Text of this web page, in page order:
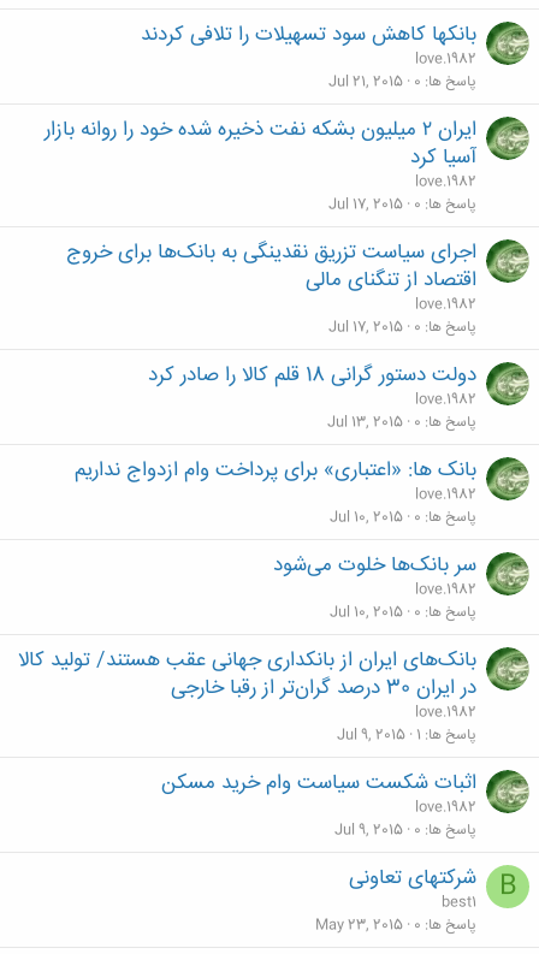
بانکها کاهش سود تسهیلات را تلافی کردند
love.1982
پاسخ ها 0
Jul 21, 2015
ایران ۲ میلیون بشکه نفت ذخیره شده خود را روانه بازار
آسیا کرد
love.1982
پاسخ ها 0
Jul 17, 2015
اجرای سیاست تزریق نقدینگی به بانک‌ها برای خروج
اقتصاد از تنگنای مالی
love.1982
پاسخ ها 0
Jul 17, 2015
دولت دستور گرانی 18 قلم کالا را صادر کرد
love.1982
پاسخ ها 0
Jul 13, 2015
بانک ها: «اعتباری» برای پرداخت وام ازدواج نداریم
love.1982
پاسخ ها 0
Jul 10, 2015
سر بانک‌ها خلوت می‌شود
love.1982
پاسخ ها 0
Jul 10, 2015
بانک‌های ایران از بانکداری جهانی عقب هستند/ تولید کالا
در ایران 30 درصد گران‌تر از رقبا خارجی
love.1982
پاسخ ها 1
Jul 9, 2015
اثبات شکست سیاست وام خرید مسکن
love.1982
پاسخ ها 0
Jul 9, 2015
B شرکتهای تعاونی
best1
پاسخ ها 0
May 23, 2015